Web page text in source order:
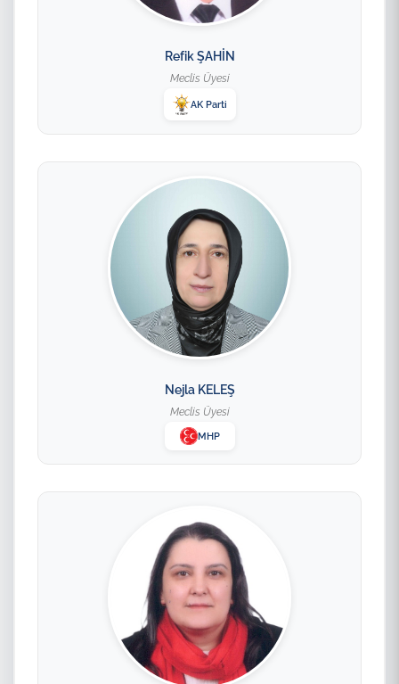
Refik ŞAHİN
Meclis Üyesi
AK Parti
Nejla KELEŞ
Meclis Üyesi
MHP